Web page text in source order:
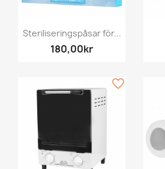
Steriliseringspåsar för...
180,00kr
favorite_border